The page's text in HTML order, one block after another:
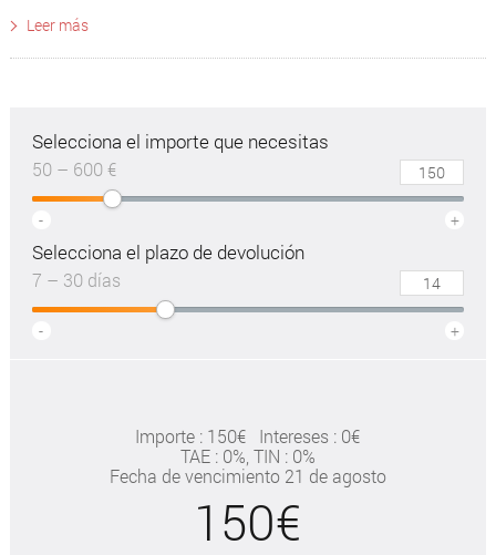
Leer más
Selecciona el importe que necesitas
50 – 600 €
- +
Selecciona el plazo de devolución
7 – 30 días
- +
Importe : 150€
Intereses : 0€
TAE: 0% , TIN : 0%
Fecha de vencimiento 21 de agosto
150€